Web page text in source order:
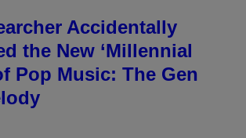
Accidentally
the New ‘Millennial
Pop Music: The Gen